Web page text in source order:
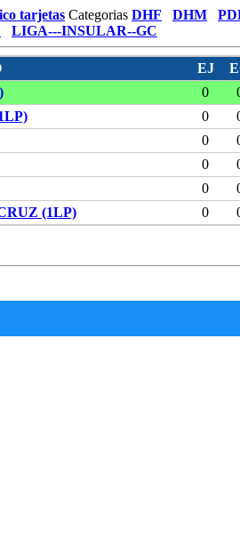
tarjetas Categorias DHF DHM
LIGA---INSULAR--GC
EJ
0
0
0
0
0
(1LP) 0